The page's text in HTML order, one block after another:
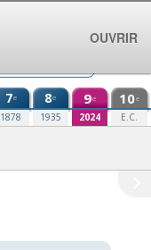
7e
1878
8e
1935
9e
2024
10e
E.C.
OUVRIR